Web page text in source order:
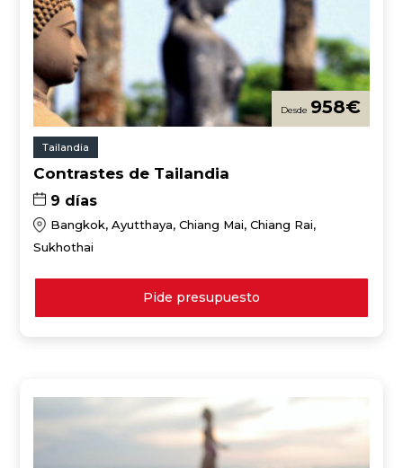
958€
Tailandia
Contrastes de Tailandia
9 días
Bangkok, Ayutthaya, Chiang Mai, Chiang Rai,
Sukhothai
Pide presupuesto